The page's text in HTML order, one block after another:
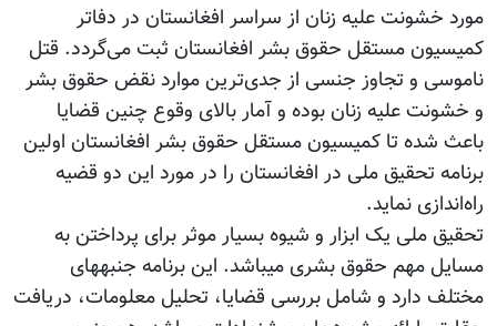
مورد خشونت علیه زنان از سراسر افغانستان در دفاتر
کمیسیون مستقل حقوق بشر افغانستان ثبت می‌گردد. قتل
ناموسی و تجاوز جنسی از جدی‌ترین موارد نقض حقوق بشر
و خشونت علیه زنان بوده و آمار بالای وقوع چنین قضایا
باعث شده تا كميسيون مستقل حقوق بشر افغانستان اولین
برنامه تحقيق ملی در افغانستان را در مورد این دو قضیه
راه‌اندازی نمايد.
تحقیق ملی یک ابزار و شیوه بسیار موثر برای پرداختن به
مسایل مهم حقوق بشری می‫باشد. این برنامه جنبه‫های
مختلف دارد و شامل بررسی قضایا، تحلیل معلومات، دریافت